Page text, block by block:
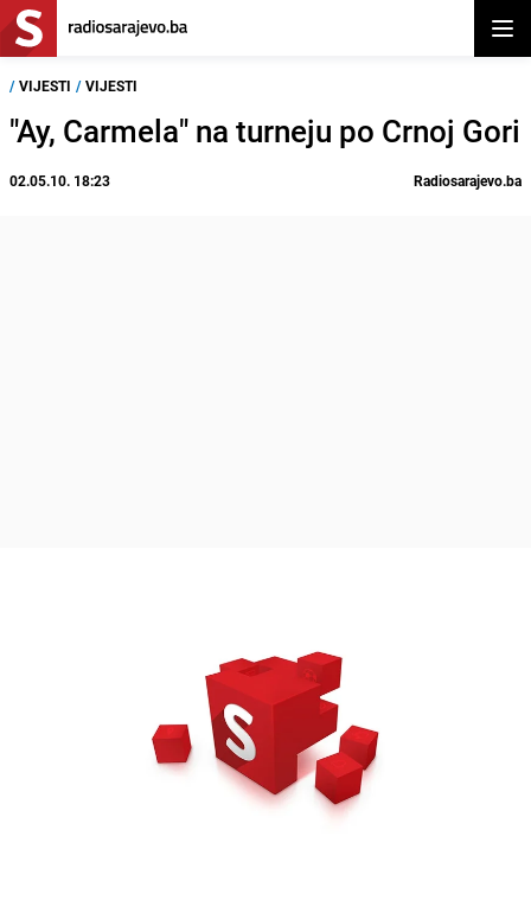
/ VIJESTI / VIJESTI
"Ay, Carmela" na turneju po Crnoj Gori
02.05.10. 18:23 Radiosarajevo.ba